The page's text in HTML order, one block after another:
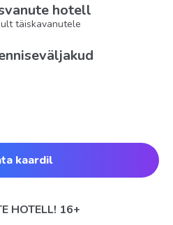
hotell
täiskavanutele
kaardil
HOTELL! 16+